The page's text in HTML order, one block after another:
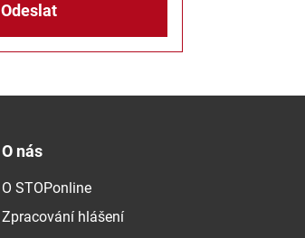
Odeslat
O nás
O STOPonline
Zpracování hlášení